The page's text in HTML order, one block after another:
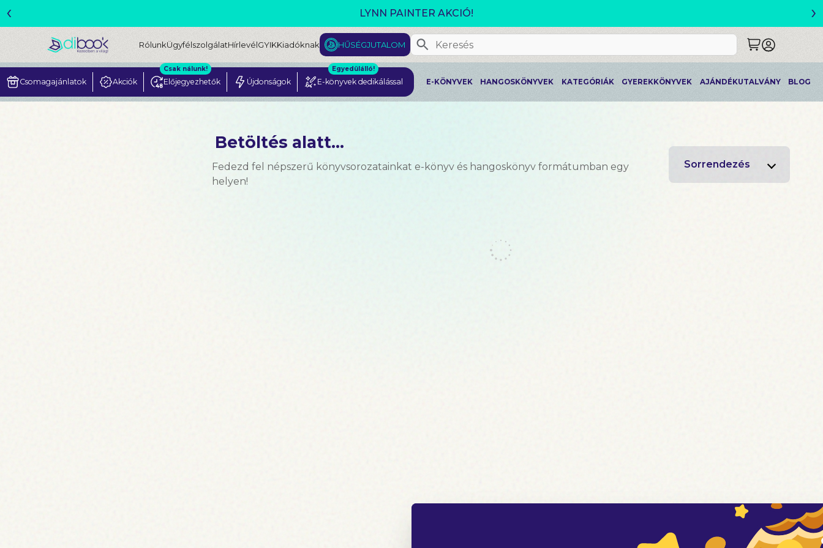
MEGJELENT! L. J. SHEN: LEGVADABB ÁLMAIMBAN SZERETLEK
‹ ›
RólunkÜgyfélszolgálatHírlevélGYIKKiadóknak HŰSÉGJUTALOM
Csomagajánlatok Akciók Előjegyezhetők
Csak nálunk!
Újdonságok E-könyvek dedikálással
Egyedülálló!
E-KÖNYVEK HANGOSKÖNYVEK KATEGÓRIÁK GYEREKKÖNYVEK AJÁNDÉKUTALVÁNY BLOG
Betöltés alatt...
Fedezd fel népszerű könyvsorozatainkat e-könyv és hangoskönyv formátumban egy
helyen!
Sorrendezés